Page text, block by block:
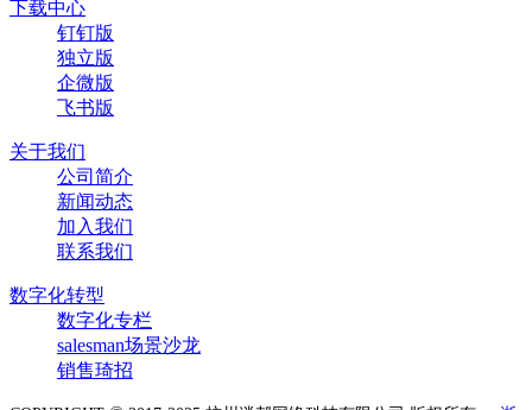
下载中心
钉钉版
独立版
企微版
飞书版
关于我们
公司简介
新闻动态
加入我们
联系我们
数字化转型
数字化专栏
salesman场景沙龙
销售琦招